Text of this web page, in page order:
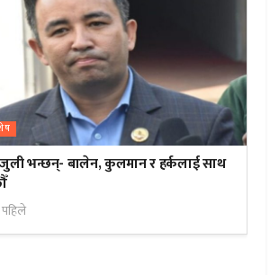
भन्छन्- बालेन, कुलमान र हर्कलाई साथ